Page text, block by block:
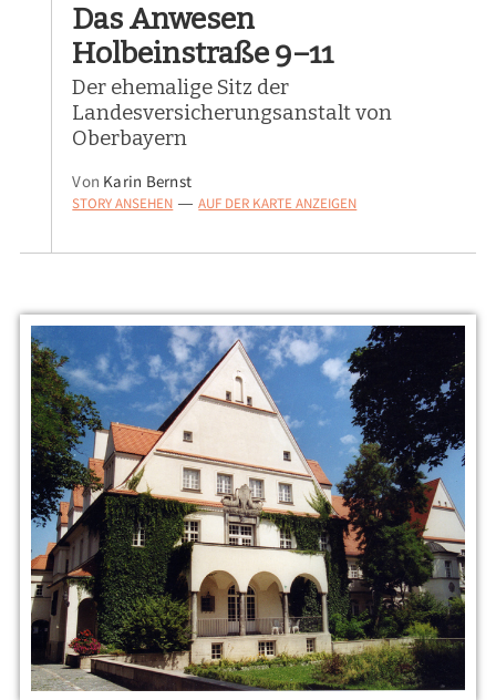
Das Anwesen
Holbeinstraße 9–11
Der ehemalige Sitz der
Landesversicherungsanstalt von
Oberbayern
Von Karin Bernst
STORY ANSEHEN — AUF DER KARTE ANZEIGEN